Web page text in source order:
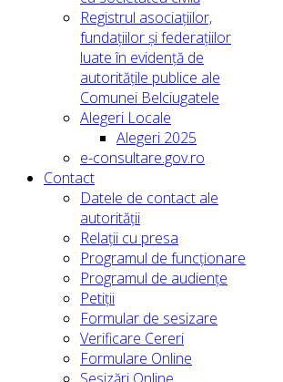
Registrul asociațiilor,
fundațiilor și federațiilor
luate în evidență de
autoritățile publice ale
Comunei Belciugatele
Alegeri Locale
Alegeri 2025
e-consultare.gov.ro
Contact
Datele de contact ale
autorității
Relații cu presa
Programul de funcționare
Programul de audiențe
Petiții
Formular de sesizare
Verificare Cereri
Formulare Online